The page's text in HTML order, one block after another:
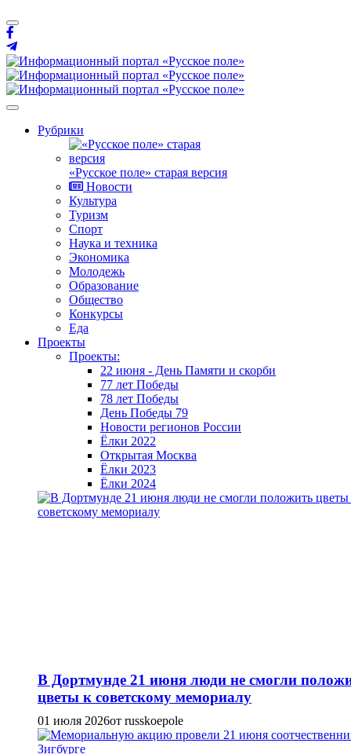
Рубрики
«Русское поле» старая версия
Новости
Культура
Туризм
Спорт
Наука и техника
Экономика
Молодежь
Образование
Общество
Конкурсы
Еда
Проекты
Проекты:
22 июня - День Памяти и скорби
77 лет Победы
78 лет Победы
День Победы 79
Новости регионов России
Ёлки 2022
Открытая Москва
Ёлки 2023
Ёлки 2024
В Дортмунде 21 июня люди не смогли
цветы к советскому мемориалу
01 июля 2026от russkoepole